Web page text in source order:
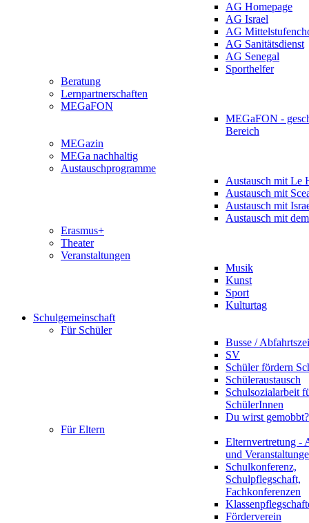
AG Homepage
AG Israel
AG
AG Sanitätsdienst
AG Senegal
Sporthelfer
Beratung
Lernpartnerschaften
MEGaFON
MEGaFON -
Bereich
MEGazin
MEGa nachhaltig
Austauschprogramme
Austausch mit Le
Austausch mit
Austausch mit
Austausch mit
Erasmus+
Theater
Veranstaltungen
Musik
Kunst
Sport
Kulturtag
Schulgemeinschaft
Für Schüler
Busse /
SV
Schüler fördern
Schüleraustausch
Schulsozialarbeit
SchülerInnen
Du wirst gemobbt?
Für Eltern
Elternvertretung -
und
Schulkonferenz,
Schulpflegschaft,
Fachkonferenzen
Förderverein